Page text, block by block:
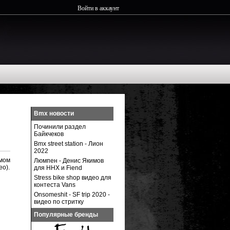
Войти в аккаунт
Bmx новости
Починили раздел
Байкчеков
Bmx street station - Лион
2022
Люмпен - Денис Якимов
для ННХ и Fiend
Stress bike shop видео для
контеста Vans
Onsomeshit - SF trip 2020 -
видео по стритку
Популярные бренды